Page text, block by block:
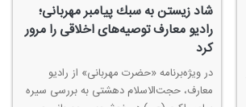
شاد زیستن به سبك پیامبر مهربانی؛
رادیو معارف توصیه‌های اخلاقی را مرور
كرد
در ویژه‌برنامه «حضرت مهربانی» از رادیو
معارف، حجت‌الاسلام دهشتی به بررسی سیره